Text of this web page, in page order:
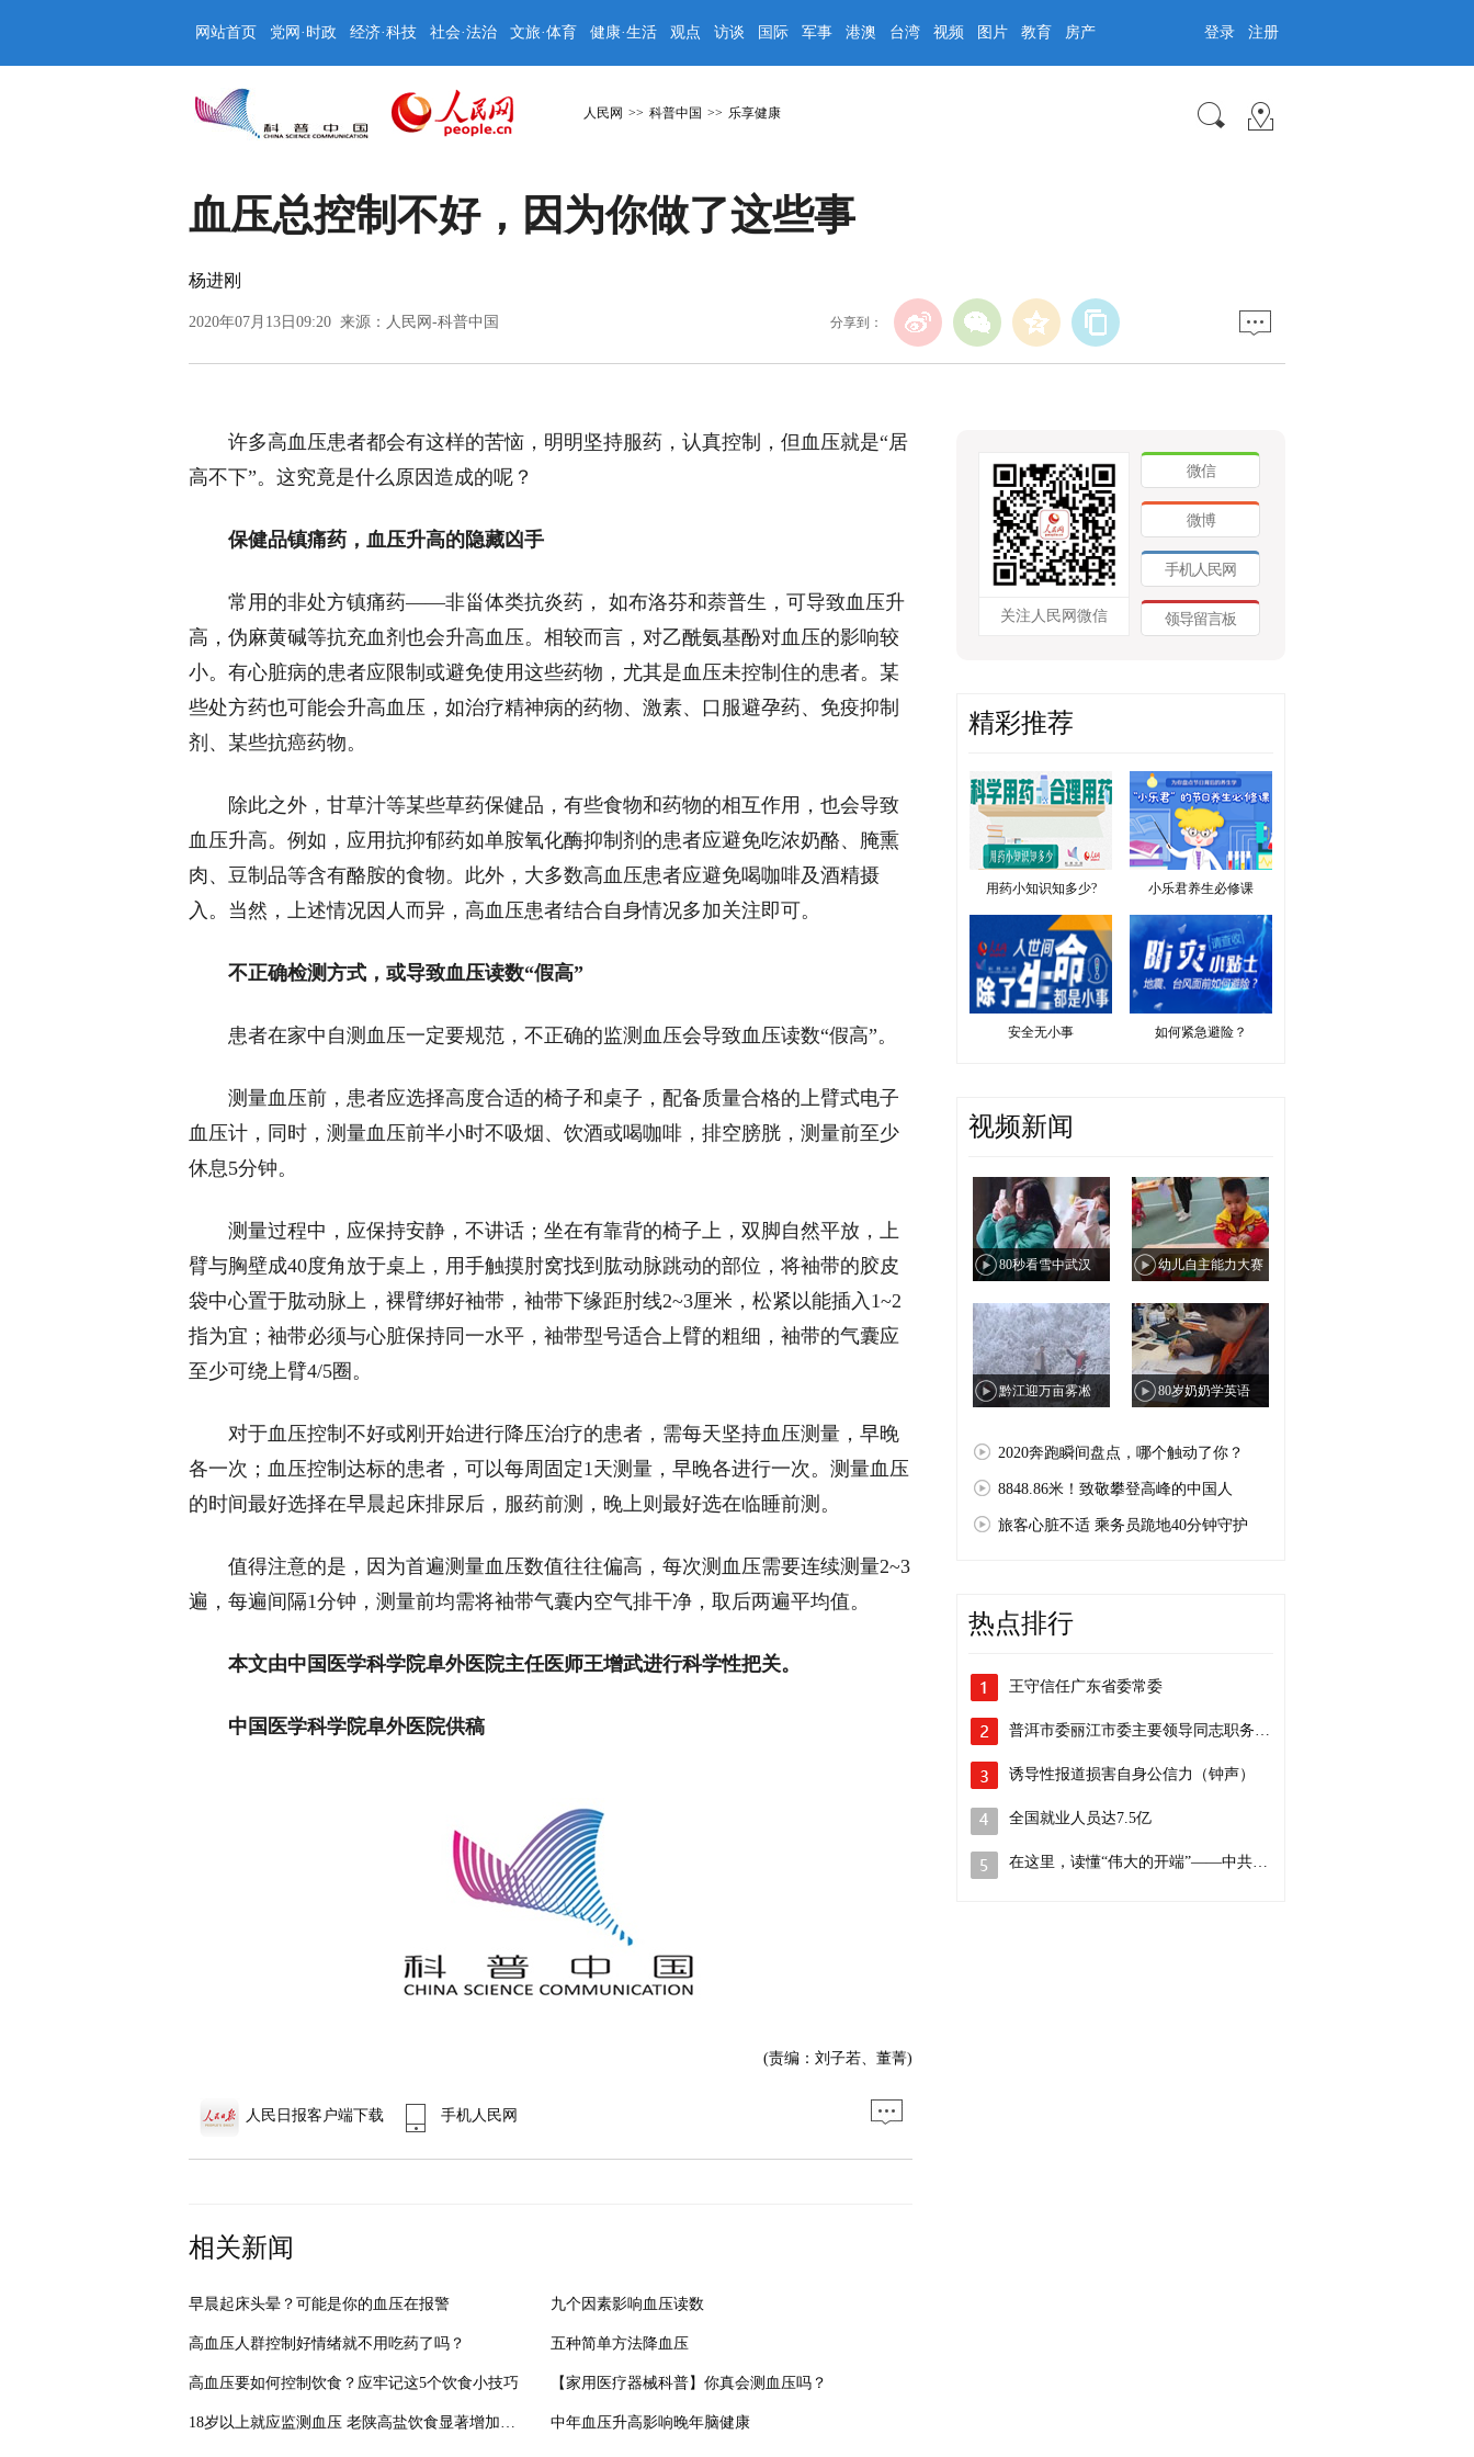
网站首页 党网·时政 经济·科技 社会·法治 文旅·体育 健康·生活 观点 访谈 国际 军事 港澳 台湾 视频 图片 教育 房产 登录 注册
人民网 >> 科普中国 >> 乐享健康
血压总控制不好，因为你做了这些事
杨进刚
2020年07月13日09:20 来源： 人民网-科普中国 分享到：
许多高血压患者都会有这样的苦恼，明明坚持服药，认真控制，但血压就是“居
高不下”。这究竟是什么原因造成的呢？
保健品镇痛药，血压升高的隐藏凶手
常用的非处方镇痛药——非甾体类抗炎药， 如布洛芬和萘普生，可导致血压升
高，伪麻黄碱等抗充血剂也会升高血压。相较而言，对乙酰氨基酚对血压的影响较
小。有心脏病的患者应限制或避免使用这些药物，尤其是血压未控制住的患者。某
些处方药也可能会升高血压，如治疗精神病的药物、激素、口服避孕药、免疫抑制
剂、某些抗癌药物。
除此之外，甘草汁等某些草药保健品，有些食物和药物的相互作用，也会导致
血压升高。例如，应用抗抑郁药如单胺氧化酶抑制剂的患者应避免吃浓奶酪、腌熏
肉、豆制品等含有酪胺的食物。此外，大多数高血压患者应避免喝咖啡及酒精摄
入。当然，上述情况因人而异，高血压患者结合自身情况多加关注即可。
不正确检测方式，或导致血压读数“假高”
患者在家中自测血压一定要规范，不正确的监测血压会导致血压读数“假高”。
测量血压前，患者应选择高度合适的椅子和桌子，配备质量合格的上臂式电子
血压计，同时，测量血压前半小时不吸烟、饮酒或喝咖啡，排空膀胱，测量前至少
休息5分钟。
测量过程中，应保持安静，不讲话；坐在有靠背的椅子上，双脚自然平放，上
臂与胸壁成40度角放于桌上，用手触摸肘窝找到肱动脉跳动的部位，将袖带的胶皮
袋中心置于肱动脉上，裸臂绑好袖带，袖带下缘距肘线2~3厘米，松紧以能插入1~2
指为宜；袖带必须与心脏保持同一水平，袖带型号适合上臂的粗细，袖带的气囊应
至少可绕上臂4/5圈。
对于血压控制不好或刚开始进行降压治疗的患者，需每天坚持血压测量，早晚
各一次；血压控制达标的患者，可以每周固定1天测量，早晚各进行一次。测量血压
的时间最好选择在早晨起床排尿后，服药前测，晚上则最好选在临睡前测。
值得注意的是，因为首遍测量血压数值往往偏高，每次测血压需要连续测量2~3
遍，每遍间隔1分钟，测量前均需将袖带气囊内空气排干净，取后两遍平均值。
本文由中国医学科学院阜外医院主任医师王增武进行科学性把关。
中国医学科学院阜外医院供稿
(责编：刘子若、董菁)
人民日报客户端下载 手机人民网
相关新闻
早晨起床头晕？可能是你的血压在报警 九个因素影响血压读数
高血压人群控制好情绪就不用吃药了吗？ 五种简单方法降血压
高血压要如何控制饮食？应牢记这5个饮食小技巧 【家用医疗器械科普】你真会测血压吗？
18岁以上就应监测血压 老陕高盐饮食显著增加高血压患病风险 中年血压升高影响晚年脑健康
关注人民网微信
微信
微博
手机人民网
领导留言板
精彩推荐
用药小知识知多少? 小乐君养生必修课
安全无小事 如何紧急避险？
视频新闻
80秒看雪中武汉 幼儿自主能力大赛
黔江迎万亩雾凇 80岁奶奶学英语
2020奔跑瞬间盘点，哪个触动了你？
8848.86米！致敬攀登高峰的中国人
旅客心脏不适 乘务员跪地40分钟守护
热点排行
王守信任广东省委常委
普洱市委丽江市委主要领导同志职务调整
诱导性报道损害自身公信力（钟声）
全国就业人员达7.5亿
在这里，读懂“伟大的开端”——中共一大…